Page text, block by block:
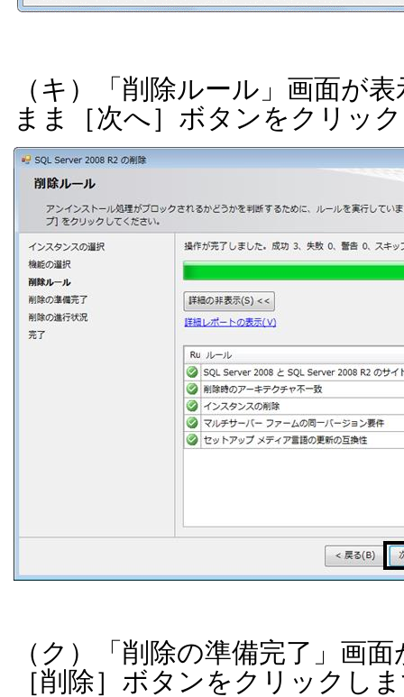
（キ）「削除ルール」画面が
まま［次へ］ボタンをクリッ
（ク）「削除の準備完了」画
［削除］ボタンをクリックし